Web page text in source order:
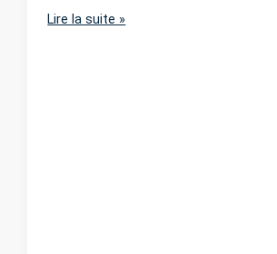
Aweille_esti
Lire la suite »